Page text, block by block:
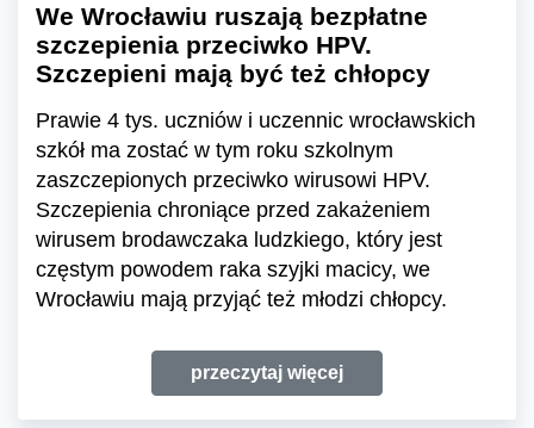
We Wrocławiu ruszają bezpłatne
szczepienia przeciwko HPV.
Szczepieni mają być też chłopcy
Prawie 4 tys. uczniów i uczennic wrocławskich
szkół ma zostać w tym roku szkolnym
zaszczepionych przeciwko wirusowi HPV.
Szczepienia chroniące przed zakażeniem
wirusem brodawczaka ludzkiego, który jest
częstym powodem raka szyjki macicy, we
Wrocławiu mają przyjąć też młodzi chłopcy.
przeczytaj więcej